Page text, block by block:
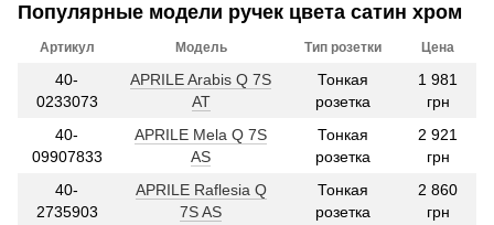
Популярные модели ручек цвета сатин хром
Артикул Модель Тип розетки Цена
40-
0233073
APRILE Arabis Q 7S
AT
Тонкая
розетка
1 981
грн
40-
09907833
APRILE Mela Q 7S
AS
Тонкая
розетка
2 921
грн
40-
2735903
APRILE Raflesia Q
7S AS
Тонкая
розетка
2 860
грн